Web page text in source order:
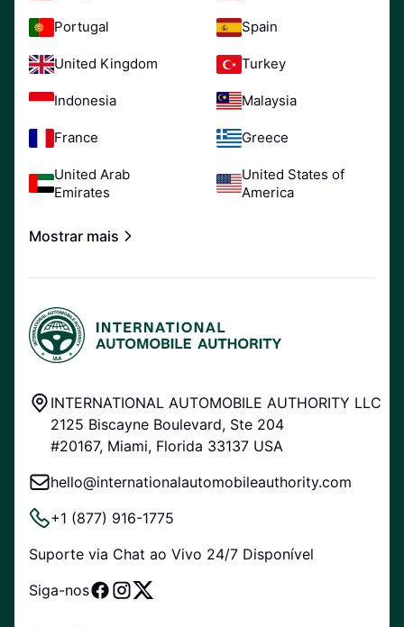
Portugal Spain
United Kingdom Turkey
Indonesia Malaysia
France Greece
United Arab
Emirates
United States of
America
Mostrar mais
INTERNATIONAL AUTOMOBILE AUTHORITY LLC
2125 Biscayne Boulevard, Ste 204
#20167, Miami, Florida 33137 USA
hello@internationalautomobileauthority.com
+1 (877) 916-1775
Suporte via Chat ao Vivo 24/7 Disponível
Siga-nos